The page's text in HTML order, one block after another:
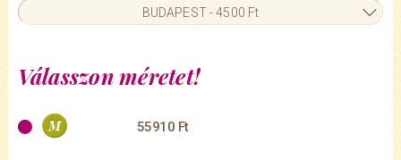
Válasszon méretet!
55910 Ft
BUDAPEST - 4500 Ft